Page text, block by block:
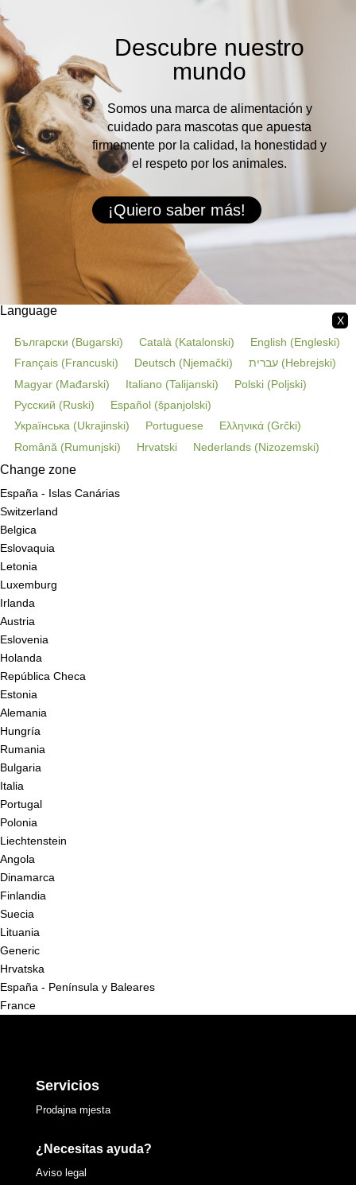
Descubre nuestro
mundo
Somos una marca de alimentación y
cuidado para mascotas que apuesta
firmemente por la calidad, la honestidad y
el respeto por los animales.
¡Quiero saber más!
X
Language
Български (Bugarski) Català (Katalonski) English (Engleski)
Français (Francuski) Deutsch (Njemački) עברית (Hebrejski)
Magyar (Mađarski) Italiano (Talijanski) Polski (Poljski)
Русский (Ruski) Español (španjolski)
Українська (Ukrajinski) Portuguese Ελληνικά (Grčki)
Română (Rumunjski) Hrvatski Nederlands (Nizozemski)
Change zone
España - Islas Canárias
Switzerland
Belgica
Eslovaquia
Letonia
Luxemburg
Irlanda
Austria
Eslovenia
Holanda
República Checa
Estonia
Alemania
Hungría
Rumania
Bulgaria
Italia
Portugal
Polonia
Liechtenstein
Angola
Dinamarca
Finlandia
Suecia
Lituania
Generic
Hrvatska
España - Península y Baleares
France
Servicios
Prodajna mjesta
¿Necesitas ayuda?
Aviso legal